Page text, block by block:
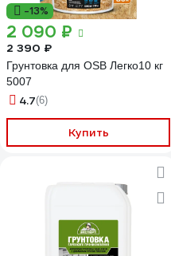
-13%
2 090 ₽
2 390 ₽
Грунтовка для OSB Легко10 кг
5007
4.7(6)
Купить